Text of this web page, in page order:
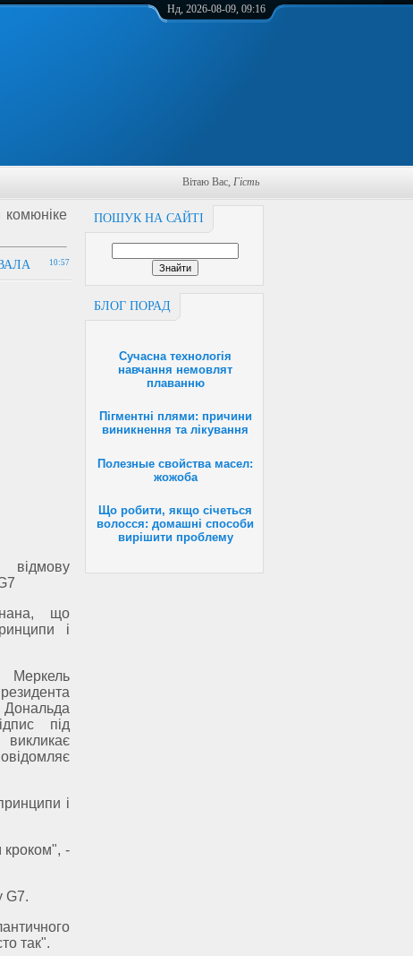
Нд, 2026-08-09, 09:16
Вітаю Вас, Гість
ПОШУК НА САЙТІ
БЛОГ ПОРАД
Сучасна технологія
навчання немовлят
плаванню
Пігментні плями: причини
виникнення та лікування
Полезные свойства масел:
жожоба
Що робити, якщо січеться
волосся: домашні способи
вирішити проблему
10:57
відмову
що
і
Меркель
під
і
кроком", -
G7.
так".